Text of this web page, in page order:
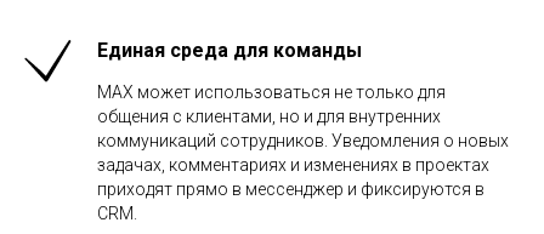
Единая среда для команды
MAX может использоваться не только для
общения с клиентами, но и для внутренних
коммуникаций сотрудников. Уведомления о новых
задачах, комментариях и изменениях в проектах
приходят прямо в мессенджер и фиксируются в
CRM.